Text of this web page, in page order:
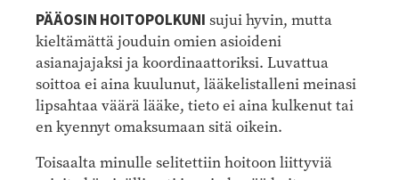
PÄÄOSIN HOITOPOLKUNI sujui hyvin, mutta
kieltämättä jouduin omien asioideni
asianajajaksi ja koordinaattoriksi. Luvattua
soittoa ei aina kuulunut, lääkelistalleni meinasi
lipsahtaa väärä lääke, tieto ei aina kulkenut tai
en kyennyt omaksumaan sitä oikein.
Toisaalta minulle selitettiin hoitoon liittyviä